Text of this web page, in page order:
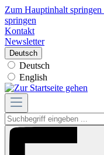
Zum Hauptinhalt springen
springen
Kontakt
Newsletter
Deutsch
Deutsch
English